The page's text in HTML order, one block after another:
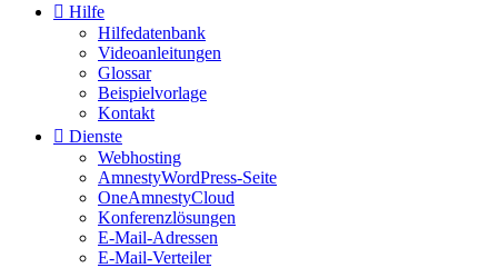
Hilfe
Hilfedatenbank
Videoanleitungen
Glossar
Beispielvorlage
Kontakt
Dienste
Webhosting
AmnestyWordPress-Seite
OneAmnestyCloud
Konferenzlösungen
E-Mail-Adressen
E-Mail-Verteiler